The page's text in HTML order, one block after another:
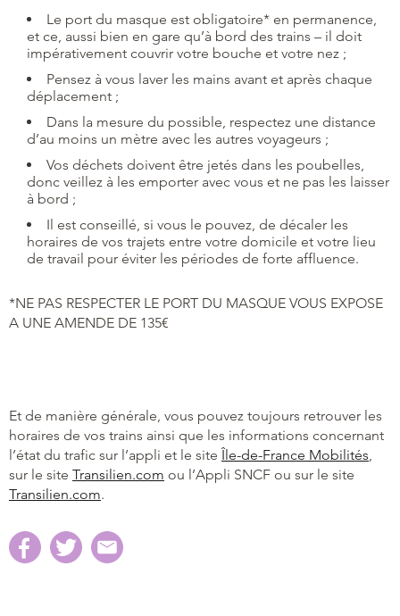
Le port du masque est obligatoire* en permanence,
et ce, aussi bien en gare qu’à bord des trains – il doit
impérativement couvrir votre bouche et votre nez ;
Pensez à vous laver les mains avant et après chaque
déplacement ;
Dans la mesure du possible, respectez une distance
d’au moins un mètre avec les autres voyageurs ;
Vos déchets doivent être jetés dans les poubelles,
donc veillez à les emporter avec vous et ne pas les laisser
à bord ;
Il est conseillé, si vous le pouvez, de décaler les
horaires de vos trajets entre votre domicile et votre lieu
de travail pour éviter les périodes de forte affluence.
*NE PAS RESPECTER LE PORT DU MASQUE VOUS EXPOSE
A UNE AMENDE DE 135€
Et de manière générale, vous pouvez toujours retrouver les
horaires de vos trains ainsi que les informations concernant
l’état du trafic sur l’appli et le site Île-de-France Mobilités
sur le site Transilien.com ou l’Appli SNCF ou sur le site
Transilien.com.